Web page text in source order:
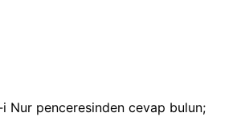
Nur penceresinden cevap bulun;